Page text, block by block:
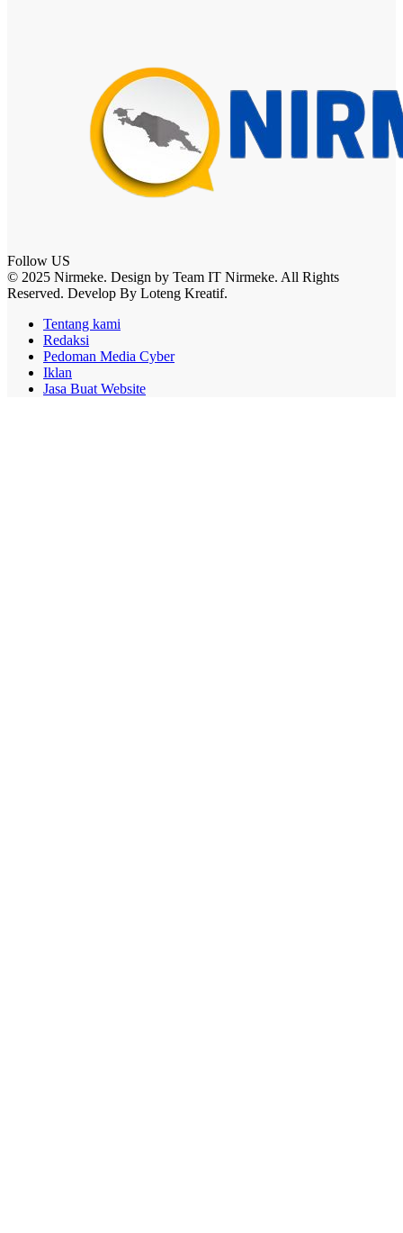
Follow US
© 2025 Nirmeke. Design by Team IT Nirmeke. All Rights
Reserved. Develop By Loteng Kreatif.
Tentang kami
Redaksi
Pedoman Media Cyber
Iklan
Jasa Buat Website